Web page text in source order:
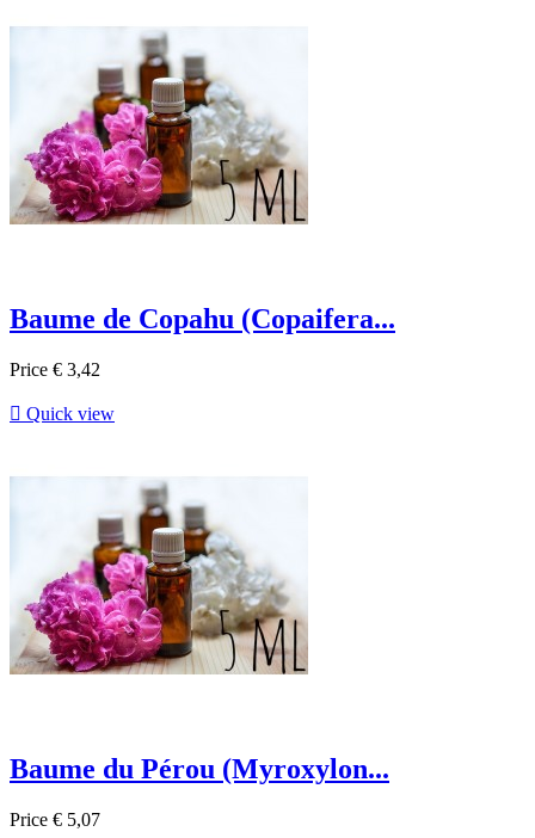
Baume de Copahu (Copaifera...
Price € 3,42
 Quick view
Baume du Pérou (Myroxylon...
Price € 5,07